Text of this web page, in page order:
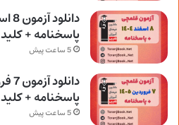
پاسخنامه + کلید
5 ساعت پیش
پاسخنامه + کلید
5 ساعت پیش